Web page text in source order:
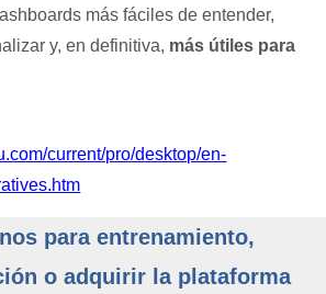
más fáciles de entender,
y, en definitiva, más útiles para
current/pro/desktop/en-
para entrenamiento,
o adquirir la plataforma